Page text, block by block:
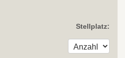
Stellplatz: